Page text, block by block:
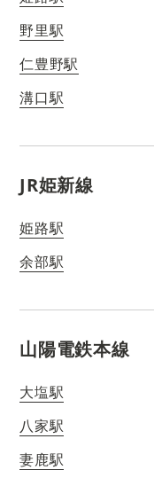
野里駅
仁豊野駅
溝口駅
JR姫新線
姫路駅
余部駅
山陽電鉄本線
大塩駅
八家駅
妻鹿駅